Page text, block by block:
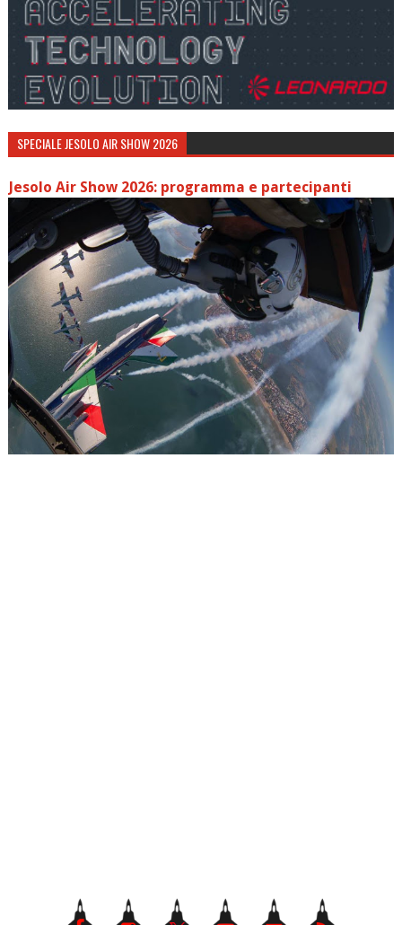
SPECIALE JESOLO AIR SHOW 2026
Jesolo Air Show 2026: programma e partecipanti